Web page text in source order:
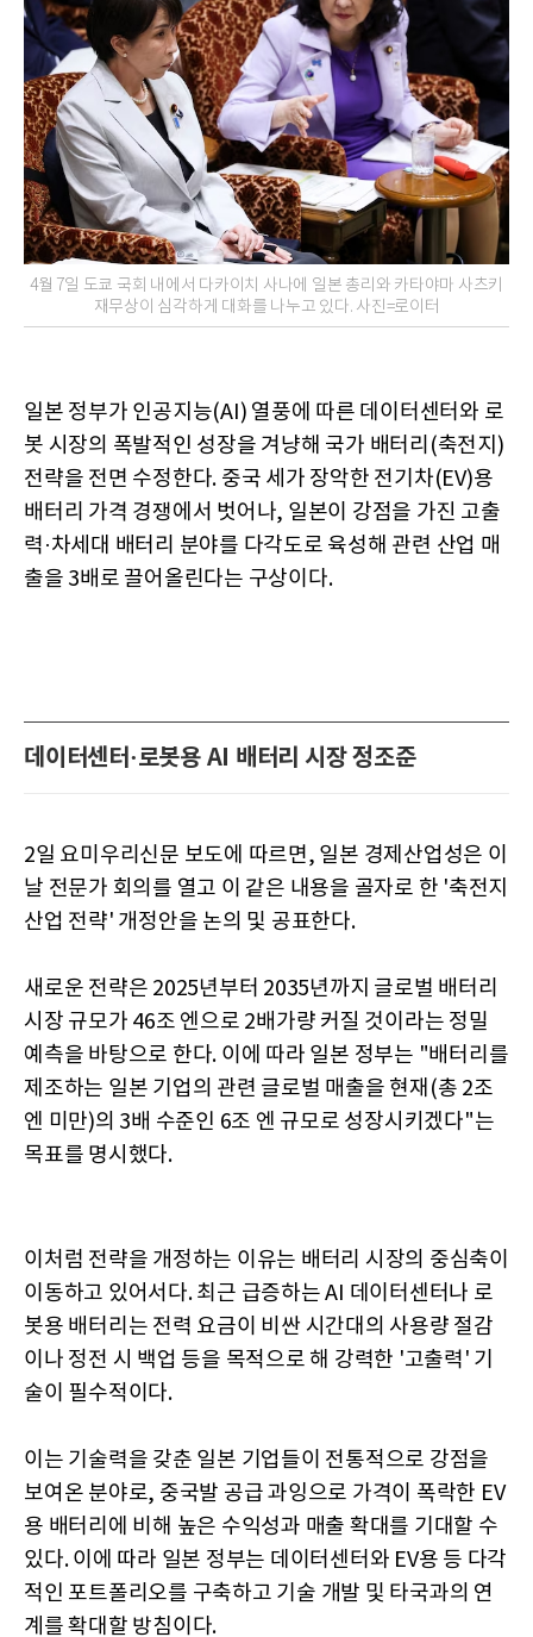
4월 7일 도쿄 국회 내에서 다카이치 사나에 일본 총리와 카타야마 사츠키
재무상이 심각하게 대화를 나누고 있다. 사진=로이터
일본 정부가 인공지능(AI) 열풍에 따른 데이터센터와 로
봇 시장의 폭발적인 성장을 겨냥해 국가 배터리(축전지)
전략을 전면 수정한다. 중국 세가 장악한 전기차(EV)용
배터리 가격 경쟁에서 벗어나, 일본이 강점을 가진 고출
력·차세대 배터리 분야를 다각도로 육성해 관련 산업 매
출을 3배로 끌어올린다는 구상이다.
데이터센터·로봇용 AI 배터리 시장 정조준
2일 요미우리신문 보도에 따르면, 일본 경제산업성은 이
날 전문가 회의를 열고 이 같은 내용을 골자로 한 '축전지
산업 전략' 개정안을 논의 및 공표한다.
새로운 전략은 2025년부터 2035년까지 글로벌 배터리
시장 규모가 46조 엔으로 2배가량 커질 것이라는 정밀
예측을 바탕으로 한다. 이에 따라 일본 정부는 "배터리를
제조하는 일본 기업의 관련 글로벌 매출을 현재(총 2조
엔 미만)의 3배 수준인 6조 엔 규모로 성장시키겠다"는
목표를 명시했다.
이처럼 전략을 개정하는 이유는 배터리 시장의 중심축이
이동하고 있어서다. 최근 급증하는 AI 데이터센터나 로
봇용 배터리는 전력 요금이 비싼 시간대의 사용량 절감
이나 정전 시 백업 등을 목적으로 해 강력한 '고출력' 기
술이 필수적이다.
이는 기술력을 갖춘 일본 기업들이 전통적으로 강점을
보여온 분야로, 중국발 공급 과잉으로 가격이 폭락한 EV
용 배터리에 비해 높은 수익성과 매출 확대를 기대할 수
있다. 이에 따라 일본 정부는 데이터센터와 EV용 등 다각
적인 포트폴리오를 구축하고 기술 개발 및 타국과의 연
계를 확대할 방침이다.